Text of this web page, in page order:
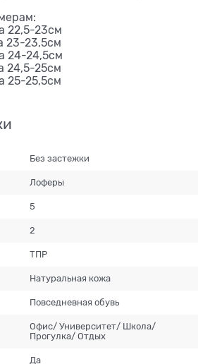
22,5-23см
23-23,5см
24-24,5см
24,5-25см
25-25,5см
Без застежки
Лоферы
5
2
ТПР
Натуральная кожа
Повседневная обувь
Офис/ Университет/ Школа/
Прогулка/ Отдых
Да